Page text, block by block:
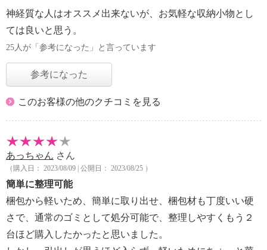
神経質な人はオススメ出来ないが、お気軽な収納小物とし
ては良いと思う。
25人が「参考になった」と言っています
参考になった
このお客様の他のクチコミを見る
あっちゃん さん
（購入日： 2023/08/09 | 公開日： 2023/08/25 ）
簡単に整理可能
梱包から軽いため、簡単に取り出せ、梱包材も丁度いい硬
さで、通常のゴミとして処分可能で、整理しやすくもう２
台ほど購入したかったと思いました。